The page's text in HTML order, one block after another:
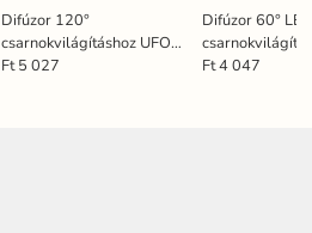
Difúzor 120°
csarnokvilágításhoz UFO
LU3 / 200W - CU33/120
Ft 5 027
Difúzor 60°
LU3 / 100W -
Ft 4 047